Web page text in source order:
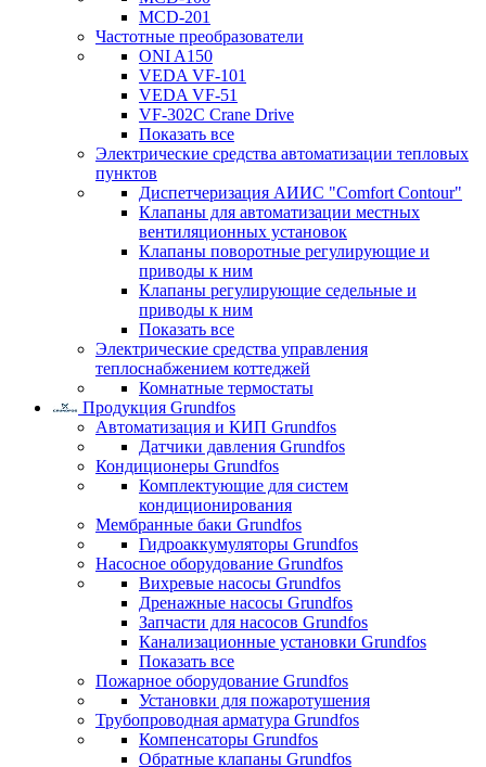
MCD-201
Частотные преобразователи
ONI A150
VEDA VF-101
VEDA VF-51
VF-302C Crane Drive
Показать все
Электрические средства автоматизации тепловых
пунктов
Диспетчеризация АИИС "Comfort Contour"
Клапаны для автоматизации местных
вентиляционных установок
Клапаны поворотные регулирующие и
приводы к ним
Клапаны регулирующие седельные и
приводы к ним
Показать все
Электрические средства управления
теплоснабжением коттеджей
Комнатные термостаты
Продукция Grundfos
Автоматизация и КИП Grundfos
Датчики давления Grundfos
Кондиционеры Grundfos
Комплектующие для систем
кондиционирования
Мембранные баки Grundfos
Гидроаккумуляторы Grundfos
Насосное оборудование Grundfos
Вихревые насосы Grundfos
Дренажные насосы Grundfos
Запчасти для насосов Grundfos
Канализационные установки Grundfos
Показать все
Пожарное оборудование Grundfos
Установки для пожаротушения
Трубопроводная арматура Grundfos
Компенсаторы Grundfos
Обратные клапаны Grundfos